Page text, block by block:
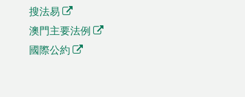
搜法易
澳門主要法例
國際公約